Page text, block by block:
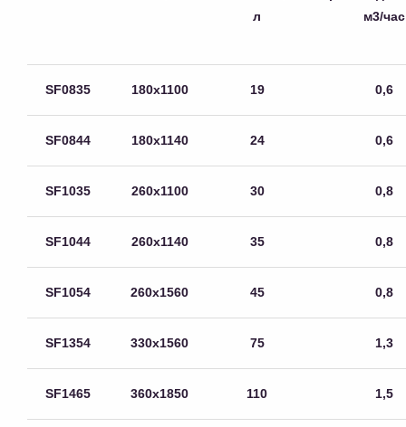
л
м3/час
SF0835 180х1100 19 0,6
SF0844 180х1140 24 0,6
SF1035 260х1100 30 0,8
SF1044 260х1140 35 0,8
SF1054 260х1560 45 0,8
SF1354 330х1560 75 1,3
SF1465 360х1850 110 1,5